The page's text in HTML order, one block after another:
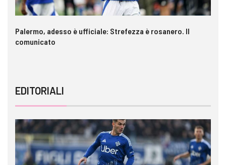
Palermo, adesso è ufficiale: Strefezza è rosanero. Il
comunicato
EDITORIALI